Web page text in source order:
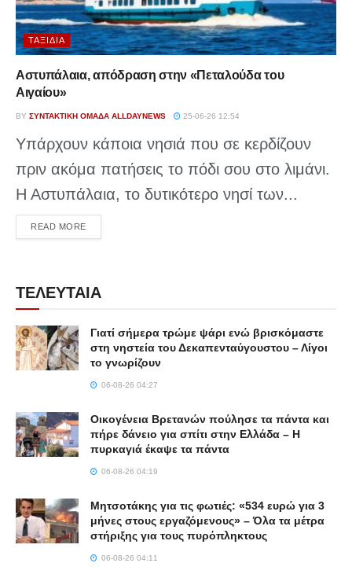
ΤΑΞΊΔΙΑ
Αστυπάλαια, απόδραση στην «Πεταλούδα του
Αιγαίου»
BY ΣΥΝΤΑΚΤΙΚΉ ΟΜΆΔΑ ALLDAYNEWS 25-06-26 12:54
Υπάρχουν κάποια νησιά που σε κερδίζουν
πριν ακόμα πατήσεις το πόδι σου στο λιμάνι.
Η Αστυπάλαια, το δυτικότερο νησί των...
READ MOREDETAILS
ΤΕΛΕΥΤΑΙΑ
Γιατί σήμερα τρώμε ψάρι ενώ βρισκόμαστε
στη νηστεία του Δεκαπενταύγουστου – Λίγοι
το γνωρίζουν
06-08-26 04:27
Οικογένεια Βρετανών πούλησε τα πάντα και
πήρε δάνειο για σπίτι στην Ελλάδα – Η
πυρκαγιά έκαψε τα πάντα
06-08-26 04:19
Μητσοτάκης για τις φωτιές: «534 ευρώ για 3
μήνες στους εργαζόμενους» – Όλα τα μέτρα
στήριξης για τους πυρόπληκτους
06-08-26 04:11